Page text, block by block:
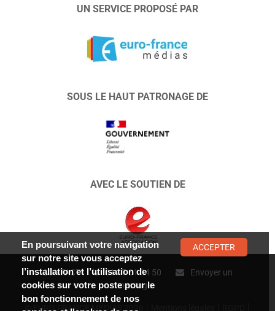
UN SERVICE PROPOSÉ PAR
SOUS LE HAUT PATRONAGE DE
AVEC LE SOUTIEN DE
CONTACT : 01 47 01 34 50
Envoyer un
message
© EURO FRANCE MÉDIAS 2026
En poursuivant votre navigation
sur notre site vous acceptez
l’installation et l’utilisation de
cookies sur votre poste pour le
bon fonctionnement de nos
ACCEPTER